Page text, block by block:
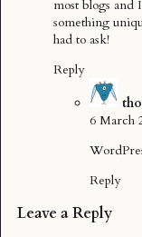
most blogs and
something
had to ask!
Reply
6 March
Reply
Leave a Reply